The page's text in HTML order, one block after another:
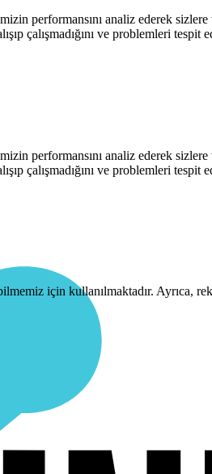
performansını analiz ederek
çalışmadığını ve problemleri tespit
performansını analiz ederek
çalışmadığını ve problemleri tespit
için kullanılmaktadır. Ayrıca,